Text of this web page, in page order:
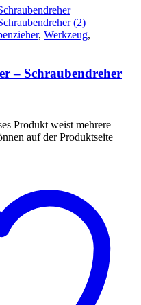
, Werkzeug,
– Schraubendreher
Produkt weist mehrere
auf der Produktseite